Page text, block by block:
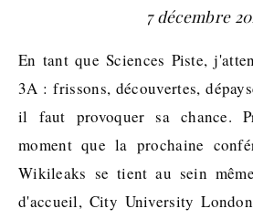
7 décembre
En tant que Sciences Piste, j'attends beaucoup de ma
3A : frissons, découvertes,
il faut provoquer sa chance.
moment que la prochaine
Wikileaks se tient au sein
d'accueil, City University